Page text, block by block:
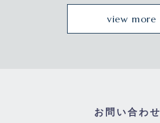
view more
お問い合わせ